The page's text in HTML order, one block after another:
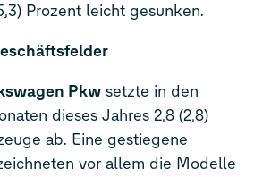
Prozent leicht gesunken.
Pkwsetzte in den
dieses Jahres 2,8 (2,8)
ab. Eine gestiegene
vor allem die Modelle